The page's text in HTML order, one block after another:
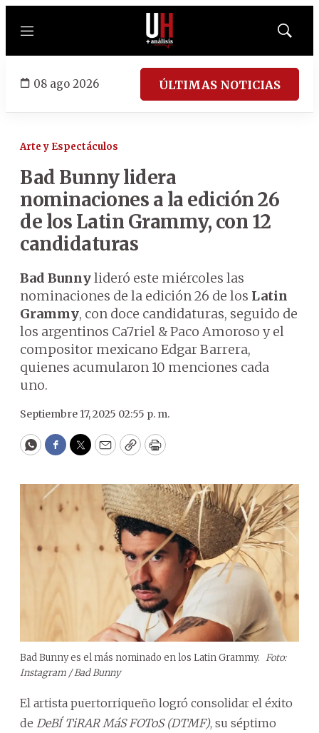
Menú
Mostrar
08 ago 2026 ÚLTIMAS NOTICIAS
Arte y Espectáculos
Bad Bunny lidera
nominaciones a la edición 26
de los Latin Grammy, con 12
candidaturas
Bad Bunnylideró este miércoles las
nominaciones de la edición 26 de los Latin
Grammy, con doce candidaturas, seguido de
los argentinos Ca7riel & Paco Amoroso y el
compositor mexicano Edgar Barrera,
quienes acumularon 10 menciones cada
uno.
Septiembre 17, 2025 02:55 p. m.
WhatsApp
Facebook
Twitter
EmailCopyPrint
Bad Bunny es el más nominado en los Latin Grammy. Foto:
Instagram / Bad Bunny
El artista puertorriqueño logró consolidar el éxito
de DeBÍ TiRAR MáS FOToS (DTMF), su séptimo